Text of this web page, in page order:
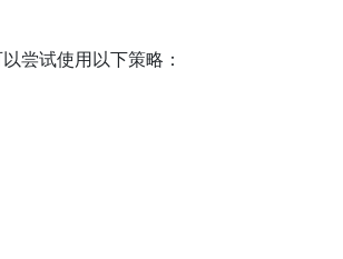
尝试使用以下策略：